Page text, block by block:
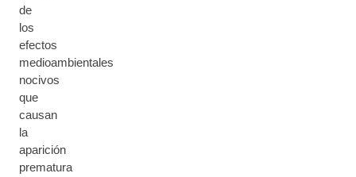
de
los
efectos
medioambientales
nocivos
que
causan
la
aparición
prematura